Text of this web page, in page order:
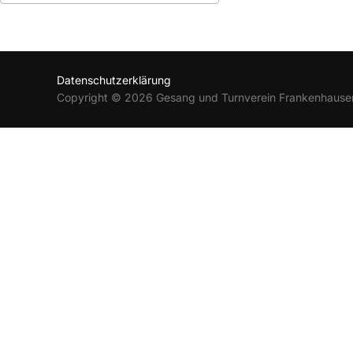
Datenschutzerklärung
Copyright © 2026 Gesang und Turnverein